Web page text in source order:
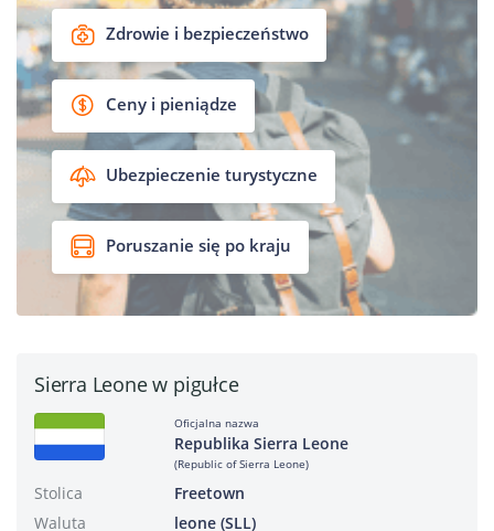
Zdrowie i bezpieczeństwo
Ceny i pieniądze
Ubezpieczenie turystyczne
Poruszanie się po kraju
Sierra Leone w pigułce
Oficjalna nazwa
Republika Sierra Leone
(Republic of Sierra Leone)
Stolica
Freetown
Waluta
leone (SLL)